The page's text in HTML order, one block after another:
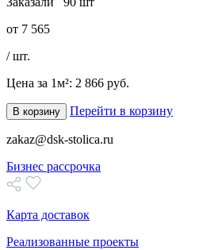
от 7 565
/ шт.
Цена за 1м²: 2 866 руб.
В корзину Перейти в корзину
zakaz@dsk-stolica.ru
Бизнес рассрочка
Карта доставок
Реализованные проекты